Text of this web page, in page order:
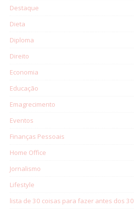
Destaque
Dieta
Diploma
Direito
Economia
Educação
Emagrecimento
Eventos
Finanças Pessoais
Home Office
Jornalismo
Lifestyle
lista de 30 coisas para fazer antes dos 30